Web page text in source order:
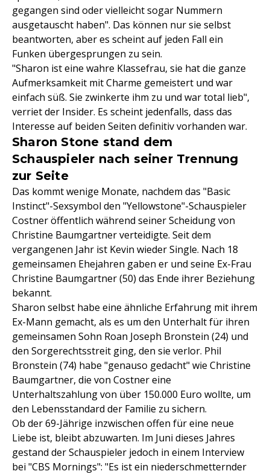
gegangen sind oder vielleicht sogar Nummern
ausgetauscht haben". Das können nur sie selbst
beantworten, aber es scheint auf jeden Fall ein
Funken übergesprungen zu sein.
"Sharon ist eine wahre Klassefrau, sie hat die ganze
Aufmerksamkeit mit Charme gemeistert und war
einfach süß. Sie zwinkerte ihm zu und war total lieb",
verriet der Insider. Es scheint jedenfalls, dass das
Interesse auf beiden Seiten definitiv vorhanden war.
Sharon Stone stand dem
Schauspieler nach seiner Trennung
zur Seite
Das kommt wenige Monate, nachdem das "Basic
Instinct"-Sexsymbol den "Yellowstone"-Schauspieler
Costner öffentlich während seiner Scheidung von
Christine Baumgartner verteidigte. Seit dem
vergangenen Jahr ist Kevin wieder Single. Nach 18
gemeinsamen Ehejahren gaben er und seine Ex-Frau
Christine Baumgartner (50) das Ende ihrer Beziehung
bekannt.
Sharon selbst habe eine ähnliche Erfahrung mit ihrem
Ex-Mann gemacht, als es um den Unterhalt für ihren
gemeinsamen Sohn Roan Joseph Bronstein (24) und
den Sorgerechtsstreit ging, den sie verlor. Phil
Bronstein (74) habe "genauso gedacht" wie Christine
Baumgartner, die von Costner eine
Unterhaltszahlung von über 150.000 Euro wollte, um
den Lebensstandard der Familie zu sichern.
Ob der 69-Jährige inzwischen offen für eine neue
Liebe ist, bleibt abzuwarten. Im Juni dieses Jahres
gestand der Schauspieler jedoch in einem Interview
bei "CBS Mornings": "Es ist ein niederschmetternder